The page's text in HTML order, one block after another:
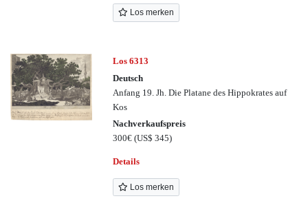
Los merken
Los 6313
Deutsch
Anfang 19. Jh. Die Platane des Hippokrates auf
Kos
Nachverkaufspreis
300€(US$ 345)
Details
Los merken